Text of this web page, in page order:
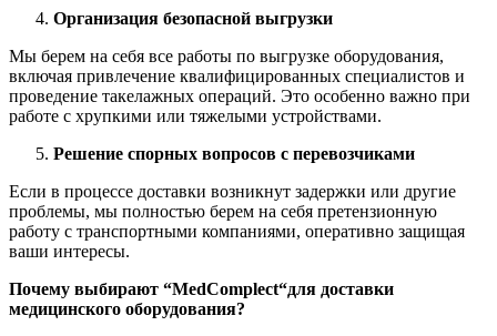
Организация безопасной выгрузки
Мы берем на себя все работы по выгрузке оборудования,
включая привлечение квалифицированных специалистов и
проведение такелажных операций. Это особенно важно при
работе с хрупкими или тяжелыми устройствами.
Решение спорных вопросов с перевозчиками
Если в процессе доставки возникнут задержки или другие
проблемы, мы полностью берем на себя претензионную
работу с транспортными компаниями, оперативно защищая
ваши интересы.
Почему выбирают “MedComplect“для доставки
медицинского оборудования?